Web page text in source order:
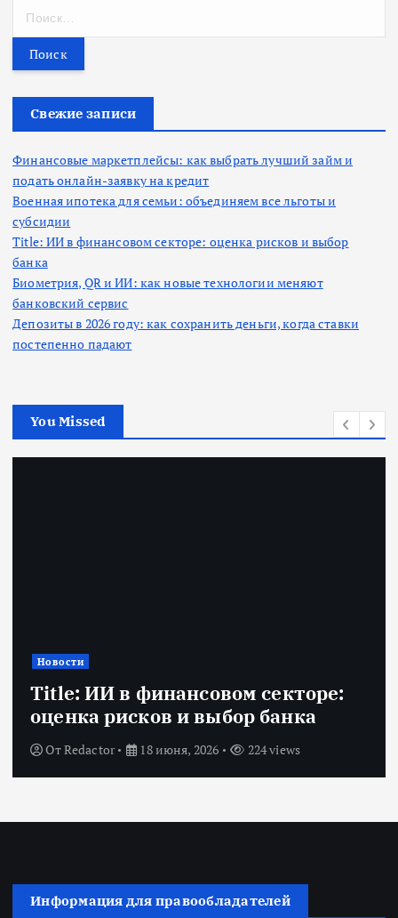
т
Свежие записи
Финансовые маркетплейсы: как выбрать лучший займ и
подать онлайн-заявку на кредит
Военная ипотека для семьи: объединяем все льготы и
субсидии
Title: ИИ в финансовом секторе: оценка рисков и выбор
банка
Биометрия, QR и ИИ: как новые технологии меняют
банковский сервис
Депозиты в 2026 году: как сохранить деньги, когда ставки
постепенно падают
You Missed
Новости
Title: ИИ в финансовом секторе:
оценка рисков и выбор банка
ОтRedactor 18 июня, 2026 224 views
Информация для правообладателей